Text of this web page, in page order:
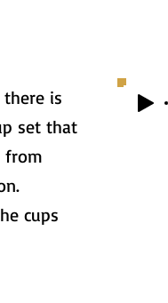
there is
set that
from
cups